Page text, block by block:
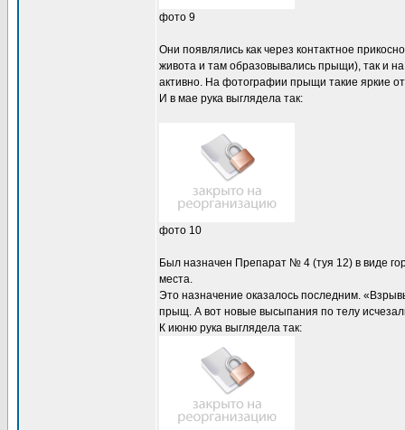
фото 9
Они появлялись как через контактное
живота и там образовывались прыщи), так и
активно. На фотографии прыщи такие яркие
И в мае рука выглядела так:
фото 10
Был назначен Препарат № 4 (туя 12) в виде
места.
Это назначение оказалось последним.
прыщ. А вот новые высыпания по телу
К июню рука выглядела так: